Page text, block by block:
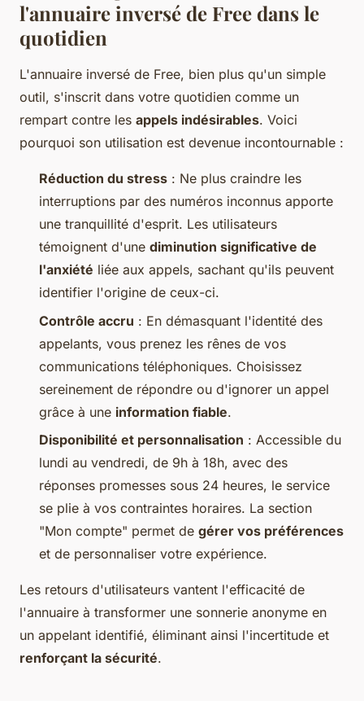
l'annuaire inversé de Free dans le
quotidien
L'annuaire inversé de Free, bien plus qu'un simple
outil, s'inscrit dans votre quotidien comme un
rempart contre les appels indésirables. Voici
pourquoi son utilisation est devenue incontournable :
Réduction du stress : Ne plus craindre les
interruptions par des numéros inconnus apporte
une tranquillité d'esprit. Les utilisateurs
témoignent d'une diminution significative de
l'anxiété liée aux appels, sachant qu'ils peuvent
identifier l'origine de ceux-ci.
Contrôle accru : En démasquant l'identité des
appelants, vous prenez les rênes de vos
communications téléphoniques. Choisissez
sereinement de répondre ou d'ignorer un appel
grâce à une information fiable.
Disponibilité et personnalisation : Accessible du
lundi au vendredi, de 9h à 18h, avec des
réponses promesses sous 24 heures, le service
se plie à vos contraintes horaires. La section
"Mon compte" permet de gérer vos préférences
et de personnaliser votre expérience.
Les retours d'utilisateurs vantent l'efficacité de
l'annuaire à transformer une sonnerie anonyme en
un appelant identifié, éliminant ainsi l'incertitude et
renforçant la sécurité.